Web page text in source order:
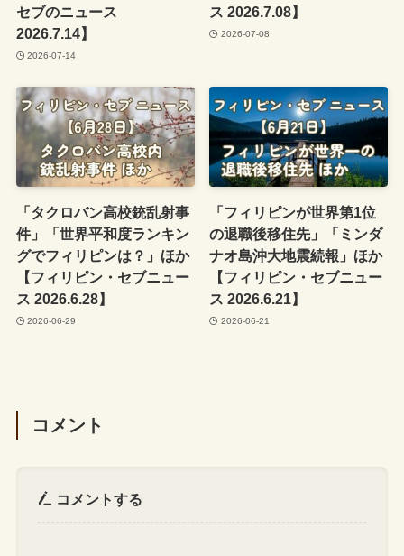
セブのニュース
2026.7.14】
2026-07-14
ス 2026.7.08】
2026-07-08
「タクロバン高校銃乱射事
件」「世界平和度ランキン
グでフィリピンは？」ほか
【フィリピン・セブニュー
ス 2026.6.28】
2026-06-29
「フィリピンが世界第1位
の退職後移住先」「ミンダ
ナオ島沖大地震続報」ほか
【フィリピン・セブニュー
ス 2026.6.21】
2026-06-21
コメント
コメントする